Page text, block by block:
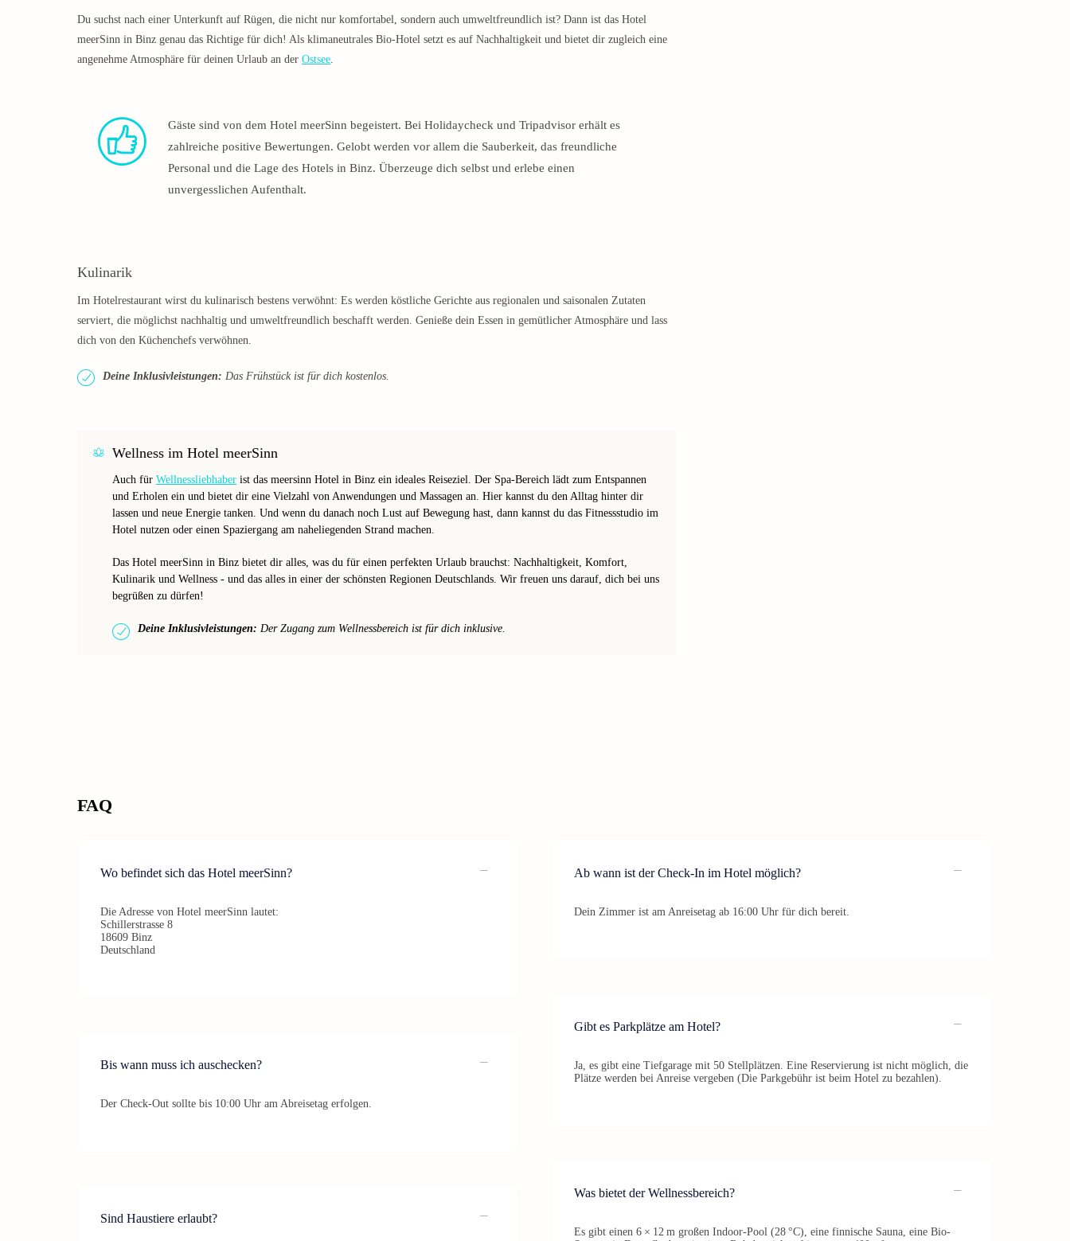
Du suchst nach einer Unterkunft auf Rügen, die nicht nur komfortabel, sondern auch umweltfreundlich ist? Dann ist das Hotel
meerSinn in Binz genau das Richtige für dich! Als klimaneutrales Bio-Hotel setzt es auf Nachhaltigkeit und bietet dir zugleich eine
angenehme Atmosphäre für deinen Urlaub an der Ostsee
Gäste sind von dem Hotel meerSinn begeistert. Bei Holidaycheck und Tripadvisor erhält es
zahlreiche positive Bewertungen. Gelobt werden vor allem die Sauberkeit, das freundliche
Personal und die Lage des Hotels in Binz. Überzeuge dich selbst und erlebe einen
unvergesslichen Aufenthalt.
Kulinarik
Im Hotelrestaurant wirst du kulinarisch bestens verwöhnt: Es werden köstliche Gerichte aus regionalen und saisonalen Zutaten
serviert, die möglichst nachhaltig und umweltfreundlich beschafft werden. Genieße dein Essen in gemütlicher Atmosphäre und lass
dich von den Küchenchefs verwöhnen.
Deine Inklusivleistungen: Das Frühstück ist für dich kostenlos.
Wellness im Hotel meerSinn
Auch für Wellnessliebhaber ist das meersinn Hotel in Binz ein ideales Reiseziel. Der Spa-Bereich lädt zum Entspannen
und Erholen ein und bietet dir eine Vielzahl von Anwendungen und Massagen an. Hier kannst du den Alltag hinter dir
lassen und neue Energie tanken. Und wenn du danach noch Lust auf Bewegung hast, dann kannst du das Fitnessstudio im
Hotel nutzen oder einen Spaziergang am naheliegenden Strand machen.
Das Hotel meerSinn in Binz bietet dir alles, was du für einen perfekten Urlaub brauchst: Nachhaltigkeit, Komfort,
Kulinarik und Wellness - und das alles in einer der schönsten Regionen Deutschlands. Wir freuen uns darauf, dich bei uns
begrüßen zu dürfen!
Deine Inklusivleistungen: Der Zugang zum Wellnessbereich ist für dich inklusive.
FAQ
Wo befindet sich das Hotel meerSinn?
Die Adresse von Hotel meerSinn lautet:
Schillerstrasse 8
18609 Binz
Deutschland
Bis wann muss ich auschecken?
Der Check-Out sollte bis 10:00 Uhr am Abreisetag erfolgen.
Sind Haustiere erlaubt?
Ab wann ist der Check-In im Hotel möglich?
Dein Zimmer ist am Anreisetag ab 16:00 Uhr für dich bereit.
Gibt es Parkplätze am Hotel?
Ja, es gibt eine Tiefgarage mit 50 Stellplätzen. Eine Reservierung ist nicht möglich, die
Plätze werden bei Anreise vergeben (Die Parkgebühr ist beim Hotel zu bezahlen).
Was bietet der Wellnessbereich?
Es gibt einen 6 × 12 m großen Indoor-Pool (28 °C), eine finnische Sauna, eine Bio-